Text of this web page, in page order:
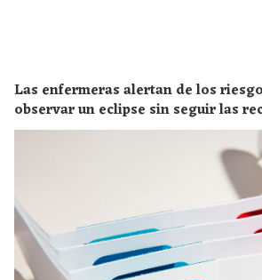
Las enfermeras alertan de los
observar un eclipse sin seguir las
retinopatía solar es el mayor de los